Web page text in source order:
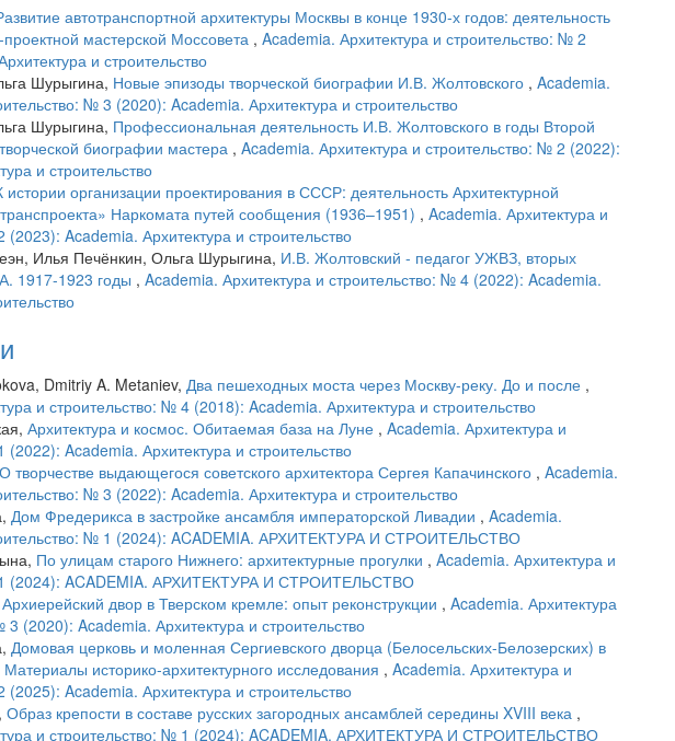
автотранспортной архитектуры Москвы в конце 1930-х годов: деятельность
мастерской Моссовета , Academia. Архитектура и строительство: № 2
и строительство
Шурыгина, Новые эпизоды творческой биографии И.В. Жолтовского , Academia.
№ 3 (2020): Academia. Архитектура и строительство
Шурыгина, Профессиональная деятельность И.В. Жолтовского в годы Второй
биографии мастера , Academia. Архитектура и строительство: № 2 (2022):
и строительство
истории организации проектирования в СССР: деятельность Архитектурной
Наркомата путей сообщения (1936–1951) , Academia. Архитектура и
(2023): Academia. Архитектура и строительство
Илья Печёнкин, Ольга Шурыгина, И.В. Жолтовский - педагог УЖВЗ, вторых
1917-1923 годы , Academia. Архитектура и строительство: № 4 (2022): Academia.
Dmitriy A. Metaniev, Два пешеходных моста через Москву-реку. До и после ,
и строительство: № 4 (2018): Academia. Архитектура и строительство
Архитектура и космос. Обитаемая база на Луне , Academia. Архитектура и
(2022): Academia. Архитектура и строительство
О творчестве выдающегося советского архитектора Сергея Капачинского , Academia.
№ 3 (2022): Academia. Архитектура и строительство
Дом Фредерикса в застройке ансамбля императорской Ливадии , Academia.
№ 1 (2024): ACADEMIA. АРХИТЕКТУРА И СТРОИТЕЛЬСТВО
По улицам старого Нижнего: архитектурные прогулки , Academia. Архитектура и
1 (2024): ACADEMIA. АРХИТЕКТУРА И СТРОИТЕЛЬСТВО
Архиерейский двор в Тверском кремле: опыт реконструкции , Academia. Архитектура
3 (2020): Academia. Архитектура и строительство
Домовая церковь и моленная Сергиевского дворца (Белосельских-Белозерских) в
историко-архитектурного исследования , Academia. Архитектура и
(2025): Academia. Архитектура и строительство
Образ крепости в составе русских загородных ансамблей середины XVIII века ,
и строительство: № 1 (2024): ACADEMIA. АРХИТЕКТУРА И СТРОИТЕЛЬСТВО